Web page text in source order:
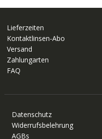
Lieferzeiten
Kontaktlinsen-Abo
Versand
Zahlungarten
FAQ
Datenschutz
Widerrufsbelehrung
AGBs